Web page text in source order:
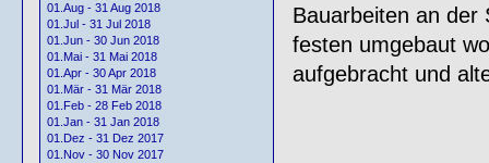
01.Aug - 31 Aug 2018
01.Jul - 31 Jul 2018
01.Jun - 30 Jun 2018
01.Mai - 31 Mai 2018
01.Apr - 30 Apr 2018
01.Mär - 31 Mär 2018
01.Feb - 28 Feb 2018
01.Jan - 31 Jan 2018
01.Dez - 31 Dez 2017
01.Nov - 30 Nov 2017
Bauarbeiten an der
festen umgebaut
aufgebracht und